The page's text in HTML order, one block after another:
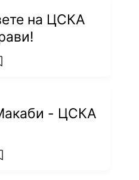
успешно с рака
година и остава
за първенство
на ЦСКА
favorites
- ЦСКА
favorites